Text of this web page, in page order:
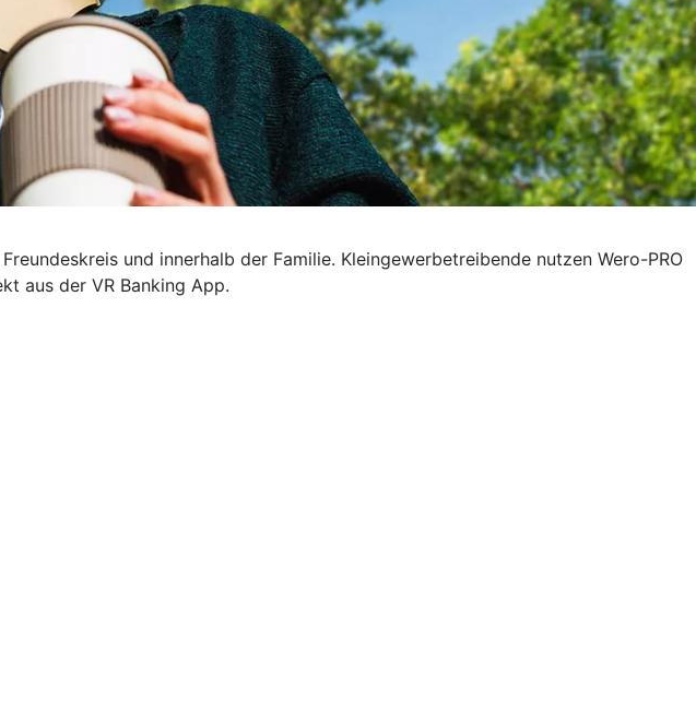
und innerhalb der Familie. Kleingewerbetreibende nutzen Wero-PRO
aus der VR Banking App.